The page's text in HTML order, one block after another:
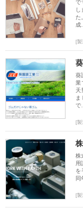
で
た
成
[製
葵
業
天
で
[製
株
用
を
同
[製